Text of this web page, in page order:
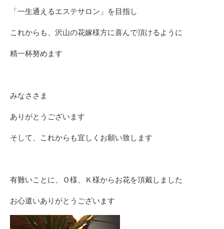
「一生通えるエステサロン」を目指し
これからも、沢山の花嫁様方に喜んで頂けるように
精一杯努めます
みなささま
ありがとうございます
そして、これからも宜しくお願い致します
有難いことに、Ｏ様、Ｋ様からお花を頂戴しました
お心遣いありがとうございます